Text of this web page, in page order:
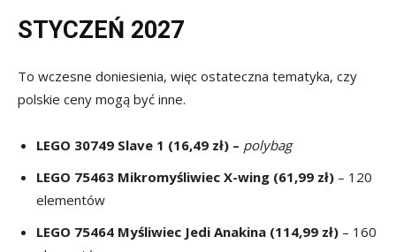
STYCZEŃ 2027
To wczesne doniesienia, więc ostateczna tematyka, czy
polskie ceny mogą być inne.
LEGO 30749 Slave 1 (16,49 zł) – polybag
LEGO 75463 Mikromyśliwiec X-wing (61,99 zł) – 120
elementów
LEGO 75464 Myśliwiec Jedi Anakina (114,99 zł) – 160